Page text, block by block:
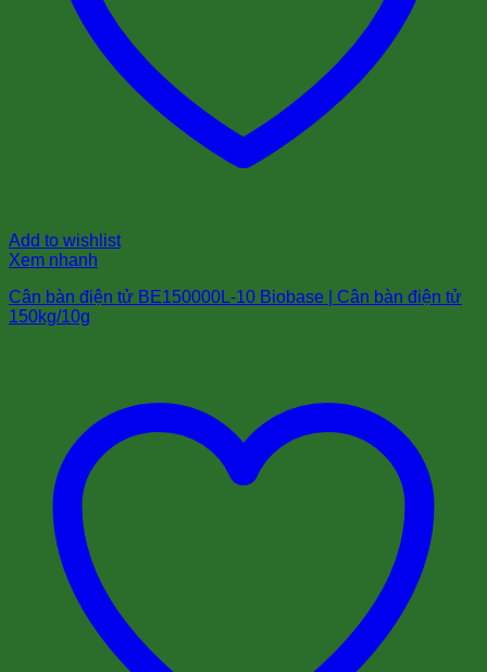
Add to wishlist
Xem nhanh
Cân bàn điện tử BE150000L-10 Biobase | Cân bàn điện tử
150kg/10g